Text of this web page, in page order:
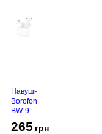
Навушники
Borofone
BW-94
White
265 грн